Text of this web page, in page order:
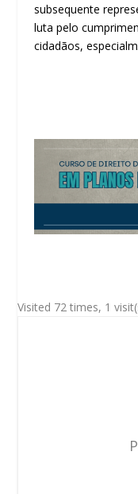
subsequente
luta pelo
cidadãos,
Visited 72 times, 1